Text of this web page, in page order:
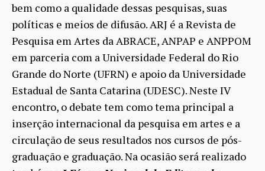
bem como a qualidade dessas pesquisas, suas
políticas e meios de difusão. ARJ é a Revista de
Pesquisa em Artes da ABRACE, ANPAP e ANPPOM
em parceria com a Universidade Federal do Rio
Grande do Norte (UFRN) e apoio da Universidade
Estadual de Santa Catarina (UDESC). Neste IV
encontro, o debate tem como tema principal a
inserção internacional da pesquisa em artes e a
circulação de seus resultados nos cursos de pós-
graduação e graduação. Na ocasião será realizado